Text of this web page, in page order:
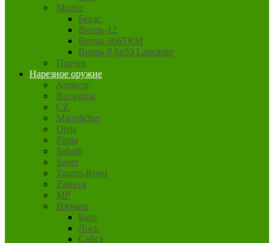
Молот
Бекас
Вепрь-12
Вепрь-366ТКМ
Вепрь-9,6х53 Lancaster
Прочее
Нарезное оружие
Armscor
Browning
CZ
Mannlicher
Orsis
Pietta
Sabatti
Sauer
Taurus-Rossi
Zastava
MP
Ижмаш
Барс
Лось
Сайга